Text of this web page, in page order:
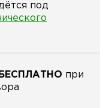
под
БЕСПЛАТНО при